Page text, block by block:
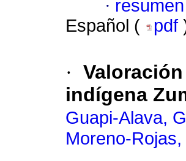
·
Español (
pdf
·
indígena
Guapi-Alava,
Moreno-Rojas,